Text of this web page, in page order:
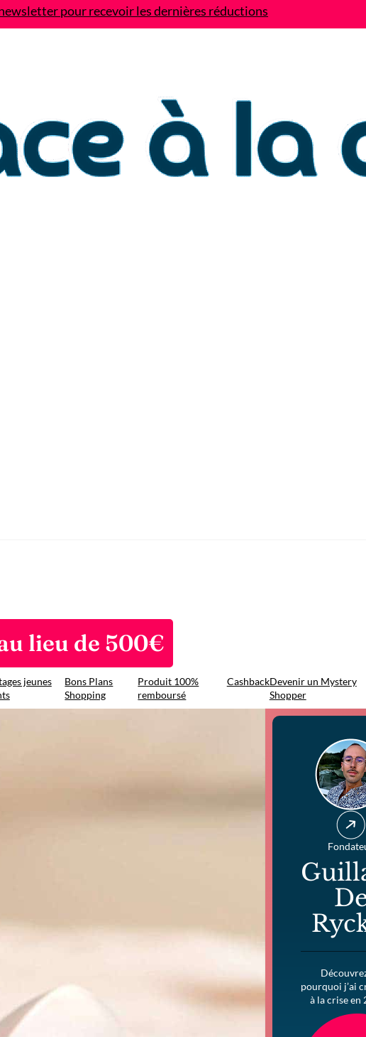
pour recevoir les dernières réductions
lieu de 500€
jeunes
Bons Plans
Shopping
Produit 100%
remboursé
CashbackDevenir un Mystery
Shopper
pourquoi j’ai
à la crise en